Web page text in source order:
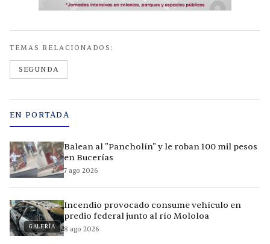
TEMAS RELACIONADOS:
SEGUNDA
EN PORTADA
Balean al "Pancholín" y le roban 100 mil pesos
en Bucerías
7 ago 2026
GALERÍA
Incendio provocado consume vehículo en
predio federal junto al río Mololoa
8 ago 2026